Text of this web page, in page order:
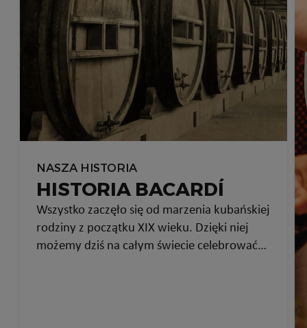
NASZA HISTORIA
HISTORIA BACARDÍ
Wszystko zaczęło się od marzenia kubańskiej
rodziny z początku XIX wieku. Dzięki niej
możemy dziś na całym świecie celebrować